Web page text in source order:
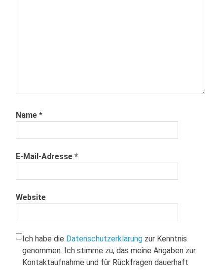
Name *
E-Mail-Adresse *
Website
Ich habe die Datenschutzerklärung zur Kenntnis
genommen. Ich stimme zu, das meine Angaben zur
Kontaktaufnahme und für Rückfragen dauerhaft